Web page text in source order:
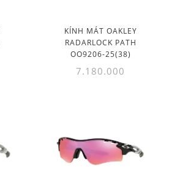
KÍNH MÁT OAKLEY
RADARLOCK PATH
OO9206-25(38)
7.180.000